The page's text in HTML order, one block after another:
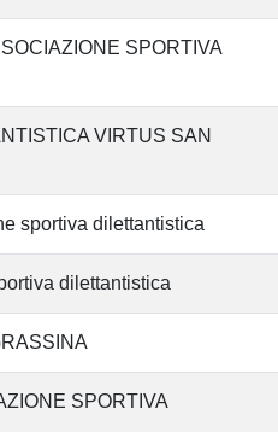
SPORTIVA
VIRTUS SAN
sportiva dilettantistica
dilettantistica
SPORTIVA